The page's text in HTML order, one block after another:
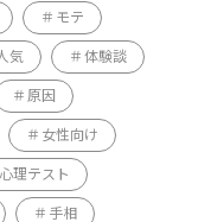
モテ
気 体験談
原因
女性向け
心理テスト
手相